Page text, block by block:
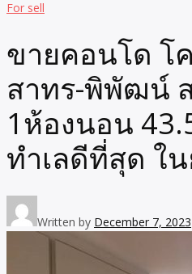
For sell
ขายคอนโด โ
สาทร-พิพัฒน์
1ห้องนอน
ทำเลดีที่สุด ใ
Written by December 7, 2023